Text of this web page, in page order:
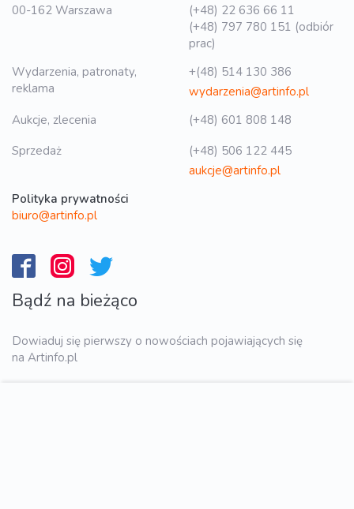
00-162 Warszawa
(+48) 22 636 66 11
(+48) 797 780 151 (odbiór
prac)
Wydarzenia, patronaty,
reklama
+(48) 514 130 386
wydarzenia@artinfo.pl
Aukcje, zlecenia
(+48) 601 808 148
Sprzedaż
(+48) 506 122 445
aukcje@artinfo.pl
Polityka prywatności
biuro@artinfo.pl
Bądź na bieżąco
Dowiaduj się pierwszy o nowościach pojawiających się
na Artinfo.pl